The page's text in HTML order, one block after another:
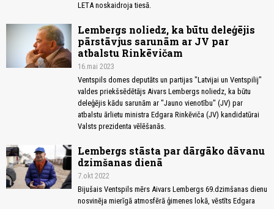
LETA noskaidroja tiesā.
Lembergs noliedz, ka būtu deleģējis
pārstāvjus sarunām ar JV par
atbalstu Rinkēvičam
16.mai 2023
Ventspils domes deputāts un partijas "Latvijai un Ventspilij"
valdes priekšsēdētājs Aivars Lembergs noliedz, ka būtu
deleģējis kādu sarunām ar "Jauno vienotību" (JV) par
atbalstu ārlietu ministra Edgara Rinkēviča (JV) kandidatūrai
Valsts prezidenta vēlēšanās.
Lembergs stāsta par dārgāko dāvanu
dzimšanas dienā
7.okt 2022
Bijušais Ventspils mērs Aivars Lembergs 69.dzimšanas dienu
nosvinēja mierīgā atmosfērā ģimenes lokā, vēstīts Edgara